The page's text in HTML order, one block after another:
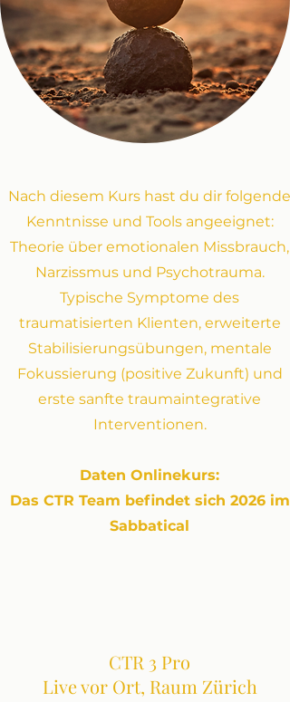
Nach diesem Kurs hast du dir folgende
Kenntnisse und Tools angeeignet:
Theorie über emotionalen Missbrauch,
Narzissmus und Psychotrauma.
Typische Symptome des
traumatisierten Klienten, erweiterte
Stabilisierungsübungen, mentale
Fokussierung (positive Zukunft) und
erste sanfte traumaintegrative
Interventionen.
Daten Onlinekurs:
Das CTR Team befindet sich 2026 im
Sabbatical
CTR 3 Pro
Live vor Ort, Raum Zürich